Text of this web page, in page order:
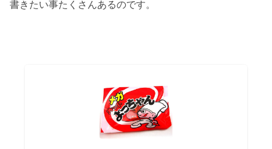
書きたい事たくさんあるのです。